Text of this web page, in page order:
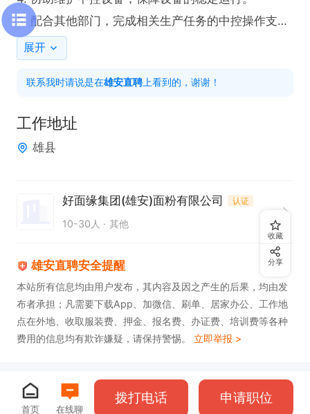
5. 配合其他部门，完成相关生产任务的中控操作支
持。
任职要求：
2. 能够熟练查看和分析设备运行数据。
3. 拥有良好的责任心和应急处理能力。
5. 可适应倒班工作制度，具备团队协作精神。
展开
联系我时请说是在雄安直聘 上看到的，谢谢！
工作地址
雄县
好面缘集团(雄安)面粉有限公司 认证
10-30人 其他
雄安直聘安全提醒
本站所有信息均由用户发布，其内容及因之产生的后果，均由发
布者承担；凡需要下载App、加微信、刷单、居家办公、工作地
点在外地、收取服装费、押金、报名费、办证费、培训费等各种
费用的信息均有欺诈嫌疑，请保持警惕。 立即举报 >
收藏
分享
首页 在线聊
拨打电话 申请职位